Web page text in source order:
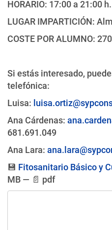
HORARIO: 17:00 a 21:00 h.
LUGAR IMPARTICIÓN:
COSTE POR ALUMNO:
Si estás interesado,
telefónica:
Luisa:
Ana Cárdenas:
681.691.049
Ana Lara:
💾 Fitosanitario Básico y
MB — 📄 pdf